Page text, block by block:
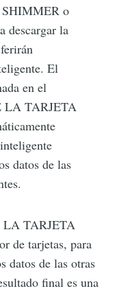
o
descargar la
El
en el
LA TARJETA
datos de las
TARJETA
de tarjetas, para
datos de las otras
final es una